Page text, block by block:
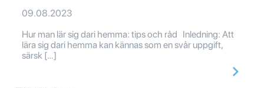
09.08.2023
Hur man lär sig dari hemma: tips och råd Inledning: Att
lära sig dari hemma kan kännas som en svår uppgift,
särsk […]